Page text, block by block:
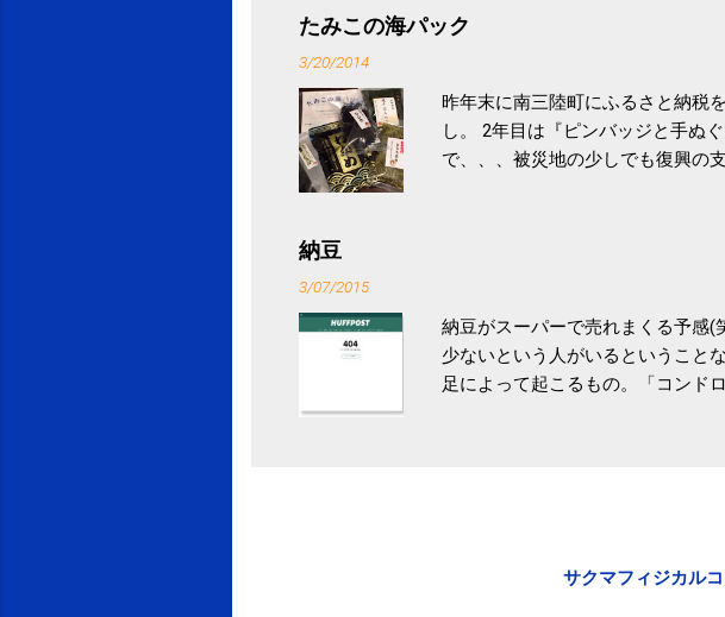
続けることが有用」としている。
たみこの海パック
3/20/2014
昨年末に南三陸町にふるさと納税
し。 2年目は『ピンバッジと手ぬ
で、、、被災地の少しでも復興の
税になるということもあって始め
納豆
3/07/2015
納豆がスーパーで売れまくる予感
少ないという人がいるということ
足によって起こるもの。「コンド
いためには、食生活で「コンド
豆」！ 1日1パックでコンドロイ
味しい食べかた」は、 ・賞味期
サクマフィジカル